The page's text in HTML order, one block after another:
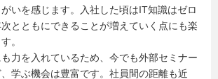
いを感じます。入社した頃はIT知識はゼロ
とともにできることが増えていく点にも楽
。
力を入れているため、今でも外部セミナー
学ぶ機会は豊富です。社員間の距離も近